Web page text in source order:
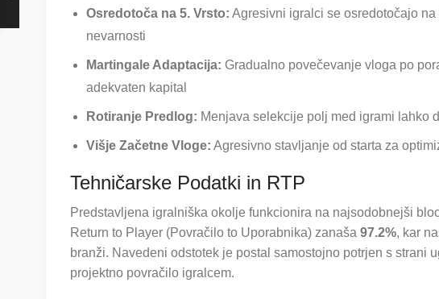
Osredotoča na 5. Vrsto: Agresivni igralci se osredotočajo
nevarnosti
Martingale Adaptacija: Gradualno povečevanje vloga po
adekvaten kapital
Rotiranje Predlog: Menjava selekcije polj med igrami lahko
Višje Začetne Vloge: Agresivno stavljanje od starta za
Tehničarske Podatki in RTP
Predstavljena igralniška okolje funkcionira na najsodobnejši
Return to Player (Povračilo to Uporabnika) zanaša 97.2%, kar
branži. Navedeni odstotek je postal samostojno potrjen s
projektno povračilo igralcem.